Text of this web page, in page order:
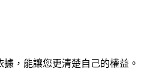
，能讓您更清楚自己的權益。